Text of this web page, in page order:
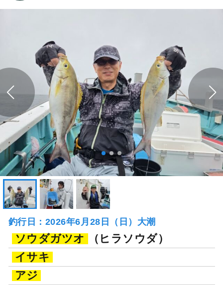
釣行日：2026年6月28日（日）大潮
ソウダガツオ
（ヒラソウダ）
イサキ
アジ